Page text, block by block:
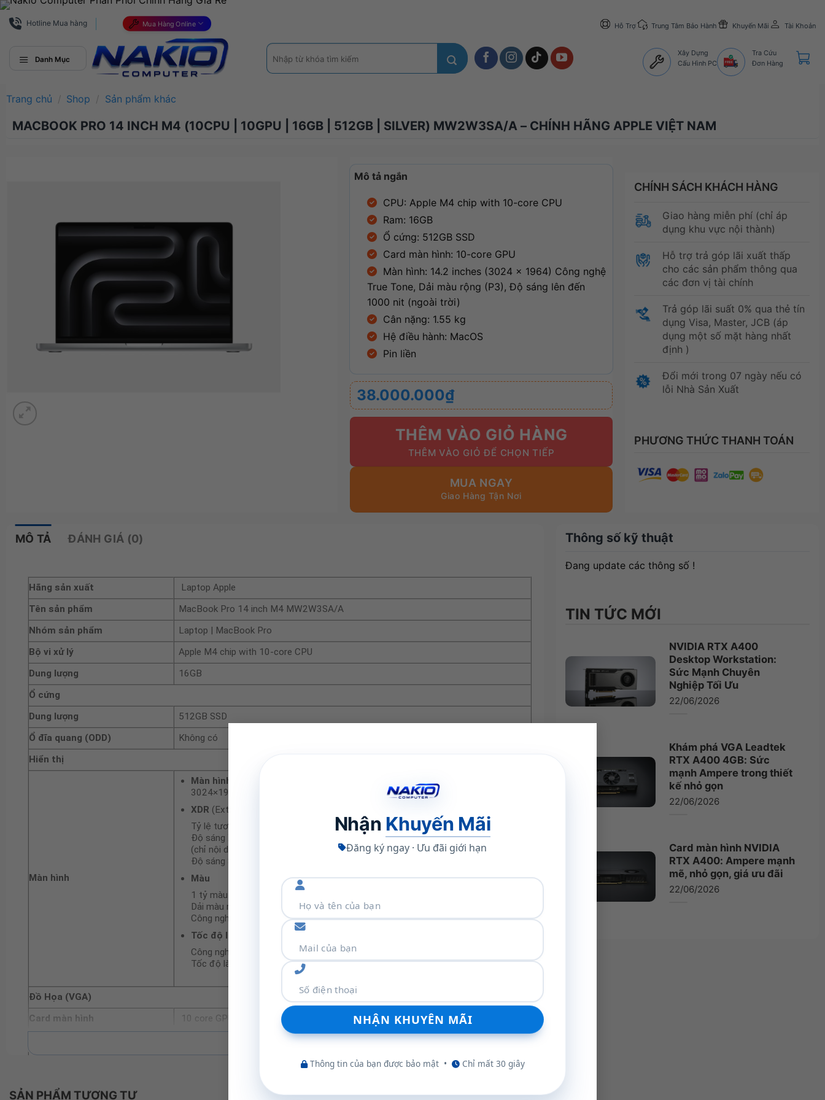
Nhận Khuyến Mãi
Đăng ký ngay · Ưu đãi giới hạn
Thông tin của bạn được bảo mật • Chỉ mất 30 giây
Bỏ
qua
Hotline Mua hàng Mua Hàng Online Hỗ Trợ Trung Tâm Bảo Hành Khuyến Mãi Tài Khoản
Danh Mục
Tìm
kiếm:
Xây Dựng
Cấu Hình PC
Tra Cứu
Đơn Hàng
Trang chủ / Shop / Sản phẩm khác
MACBOOK PRO 14 INCH M4 (10CPU | 10GPU | 16GB | 512GB | SILVER) MW2W3SA/A – CHÍNH HÃNG APPLE VIỆT NAM
Mô tả ngắn
CPU: Apple M4 chip with 10-core CPU
Ram: 16GB
Ổ cứng: 512GBSSD
Card màn hình: 10-core GPU
Màn hình: 14.2 inches (3024 x 1964) Công nghệ
True Tone, Dải màu rộng (P3), Độ sáng lên đến
1000 nit (ngoài trời)
Cân nặng: 1.55 kg
Hệ điều hành: MacOS
Pin liền
38.000.000₫
THÊM VÀO GIỎ HÀNG
MUA NGAY
CHÍNH SÁCH KHÁCH HÀNG
Giao hàng miễn phí (chỉ áp
dụng khu vực nội thành)
Hỗ trợ trả góp lãi xuất thấp
cho các sản phẩm thông qua
các đơn vị tài chính
Trả góp lãi suất 0% qua thẻ tín
dụng Visa, Master, JCB (áp
dụng một số mặt hàng nhất
định )
Đổi mới trong 07 ngày nếu có
lỗi Nhà Sản Xuất
PHƯƠNG THỨC THANH TOÁN
MÔ TẢ ĐÁNH GIÁ (0)
Hãng sản xuất
Laptop Apple
Tên sản phẩm
MacBook Pro 14 inch M4 MW2W3SA/A
Nhóm sản phẩm
Laptop | MacBook Pro
Bộ vi xử lý
Apple M4 chip with 10-core CPU
Dung lượng
16GB
Ổ cứng
Dung lượng
512GB SSD
Ổ đĩa quang (ODD)
Không có
Hiển thị
Màn hình
Màn hình Liquid Retina XDR
14,2 inch (theo đường chéo);2 độ phân giải gốc
3024×1964 với mật độ 254 pixel mỗi inch.
XDR (Extreme Dynamic Range)
Tỷ lệ tương phản 1.000.000:1
Độ sáng XDR: 1.000 nit liên tục ở chế độ toàn màn hình, độ sáng đỉnh 1.600 nit3
(chỉ nội dung HDR)
Độ sáng SDR: lên đến 1.000 nit (ngoài trời)
Màu
1 tỷ màu
Dải màu rộng (P3)
Công nghệ True Tone
Tốc độ làm mới
Công nghệ ProMotion với tốc độ làm mới thích ứng lên đến 120Hz
Tốc độ làm mới cố định: 47,95Hz, 48,00Hz, 50,00Hz, 59,94Hz, 60,00Hz
Đồ Họa (VGA)
Card màn hình
10 core GPU
Xem thêm
Thông số kỹ thuật
Đang update các thông số !
TIN TỨC MỚI
NVIDIA RTX A400
Desktop Workstation:
Sức Mạnh Chuyên
Nghiệp Tối Ưu
22/06/2026
Khám phá VGA Leadtek
RTX A400 4GB: Sức
mạnh Ampere trong thiết
kế nhỏ gọn
22/06/2026
Card màn hình NVIDIA
RTX A400: Ampere mạnh
mẽ, nhỏ gọn, giá ưu đãi
22/06/2026
SẢN PHẨM TƯƠNG TỰ